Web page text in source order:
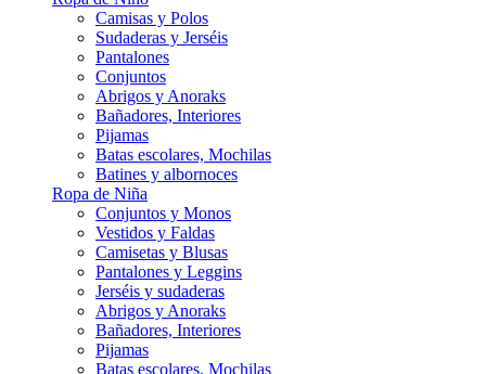
Camisas y Polos
Sudaderas y Jerséis
Pantalones
Conjuntos
Abrigos y Anoraks
Bañadores, Interiores
Pijamas
Batas escolares, Mochilas
Batines y albornoces
Ropa de Niña
Conjuntos y Monos
Vestidos y Faldas
Camisetas y Blusas
Pantalones y Leggins
Jerséis y sudaderas
Abrigos y Anoraks
Bañadores, Interiores
Pijamas
Batas escolares, Mochilas